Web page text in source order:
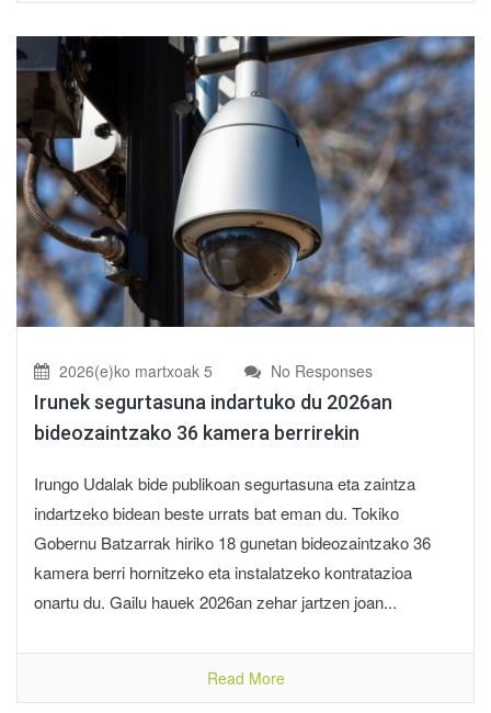
2026(e)ko martxoak 5 No Responses
Irunek segurtasuna indartuko du 2026an
bideozaintzako 36 kamera berrirekin
Irungo Udalak bide publikoan segurtasuna eta zaintza
indartzeko bidean beste urrats bat eman du. Tokiko
Gobernu Batzarrak hiriko 18 gunetan bideozaintzako 36
kamera berri hornitzeko eta instalatzeko kontratazioa
onartu du. Gailu hauek 2026an zehar jartzen joan...
Read More